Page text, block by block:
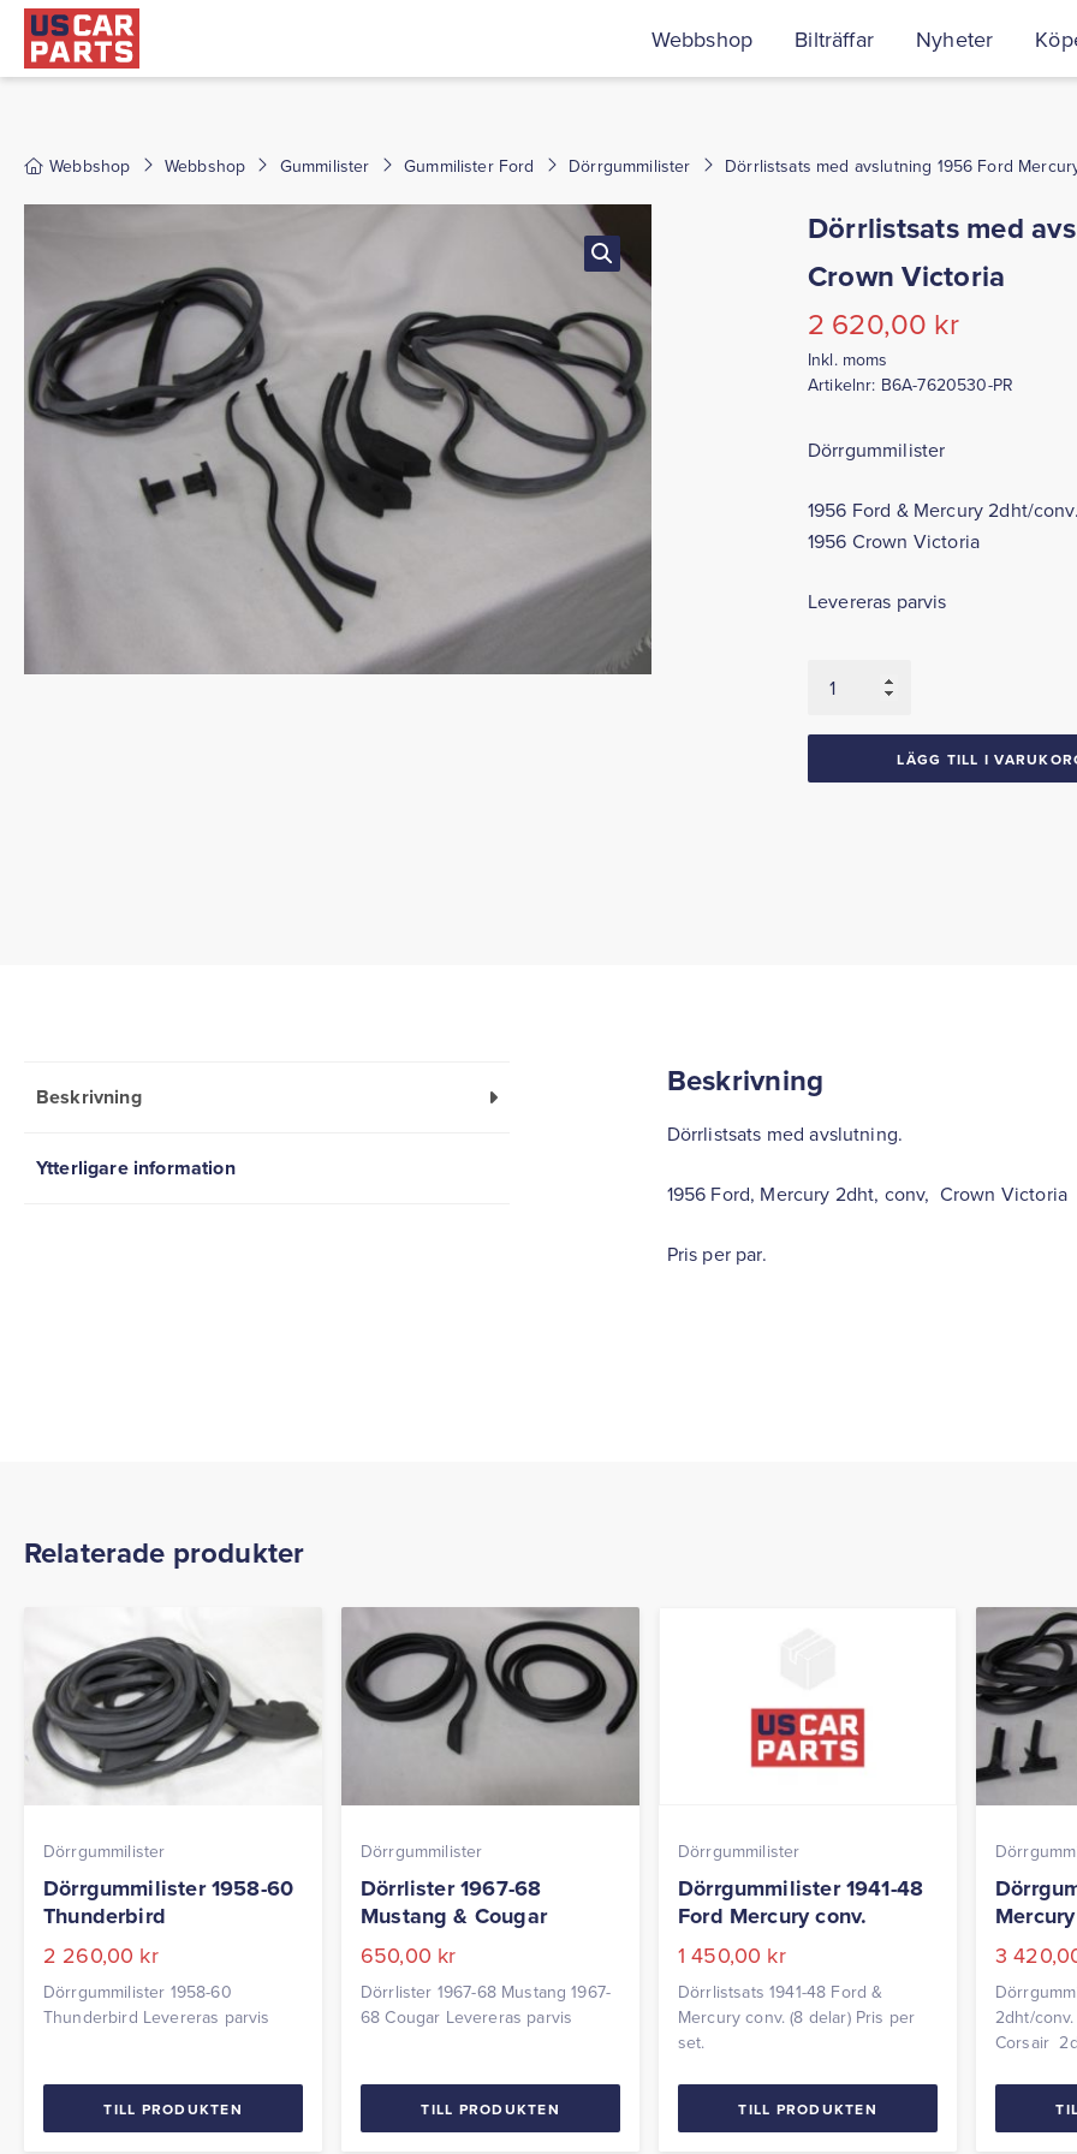
Webbshop Bilträffar Nyheter
Webbshop Webbshop Gummilister Gummilister Ford Dörrgummilister Dörrlistsats med avslutning 1956 Ford
Dörrlistsats med
Crown Victoria
2 620,00 kr
Inkl. moms
Artikelnr: B6A-7620530-PR
Dörrgummilister
1956 Ford & Mercury 2dht/
1956 Crown Victoria
Levereras parvis
med
LÄGG TILL I
Beskrivning
Ytterligare information
Beskrivning
Dörrlistsats med avslutning.
1956 Ford, Mercury 2dht, conv, Crown Victoria
Pris per par.
Relaterade produkter
Dörrgummilister
Dörrgummilister 1958-60
Thunderbird
2 260,00 kr
Dörrgummilister 1958-60
Thunderbird Levereras parvis
TILL PRODUKTEN
Dörrgummilister
Dörrlister 1967-68
Mustang & Cougar
650,00 kr
Dörrlister 1967-68 Mustang 1967-
68 Cougar Levereras parvis
TILL PRODUKTEN
Dörrgummilister
Dörrgummilister 1941-48
Ford Mercury conv.
1 450,00 kr
Dörrlistsats 1941-48 Ford &
Mercury conv. (8 delar) Pris per
set.
TILL PRODUKTEN
3
2dht/
Corsair